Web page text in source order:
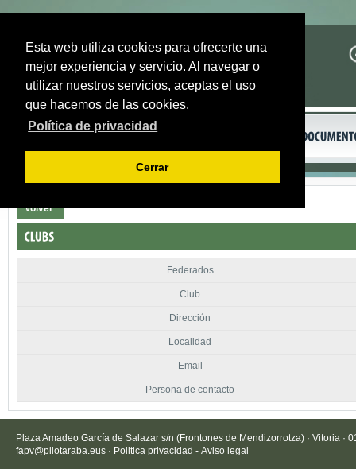
Esta web utiliza cookies para ofrecerte una
mejor experiencia y servicio. Al navegar o
utilizar nuestros servicios, aceptas el uso
que hacemos de las cookies.
Política de privacidad
Cerrar
Volver
Federados
Club
Dirección
Localidad
Email
Persona de contacto
Plaza Amadeo García de Salazar s/n (Frontones de Mendizorrotza) · Vitoria ·
fapv@pilotaraba.eus · Politica privacidad - Aviso legal